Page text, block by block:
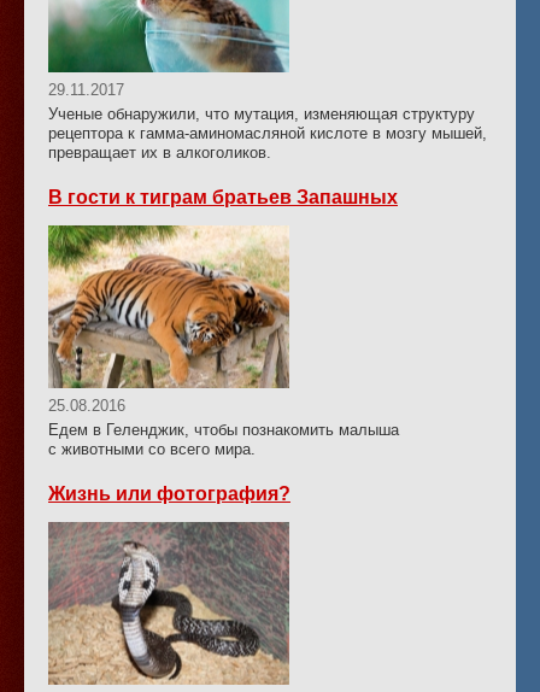
29.11.2017
Ученые обнаружили, что мутация, изменяющая структуру
рецептора к гамма-аминомасляной кислоте в мозгу мышей,
превращает их в алкоголиков.
В гости к тиграм братьев Запашных
25.08.2016
Едем в Геленджик, чтобы познакомить малыша
с животными со всего мира.
Жизнь или фотография?